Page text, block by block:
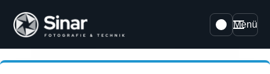
Menü